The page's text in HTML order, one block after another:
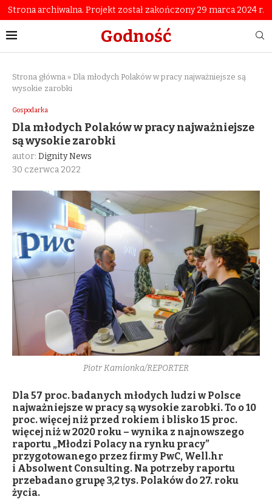
Strona archiwalna. Projekt został zakończony 29 marca 2024 r.
Godność
Strona główna » Dla młodych Polaków w pracy najważniejsze są
wysokie zarobki
Gospodarka
Dla młodych Polaków w pracy najważniejsze
są wysokie zarobki
autor: Dignity News
30 czerwca 2022
Piotr Kamionka/REPORTER
Dla 57 proc. badanych młodych ludzi w Polsce
najważniejsze w pracy są wysokie zarobki. To o 10
proc. więcej niż przed rokiem i blisko 15 proc.
więcej niż w 2020 roku – wynika z najnowszego
raportu „Młodzi Polacy na rynku pracy”
przygotowanego przez firmy PwC, Well.hr
i Absolwent Consulting. Na potrzeby raportu
przebadano grupę 3,2 tys. Polaków do 27. roku
życia.